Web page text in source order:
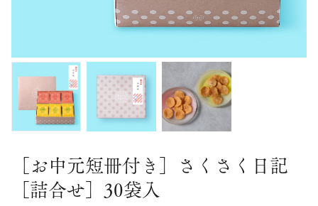
［お中元短冊付き］さくさく日記
［詰合せ］30袋入